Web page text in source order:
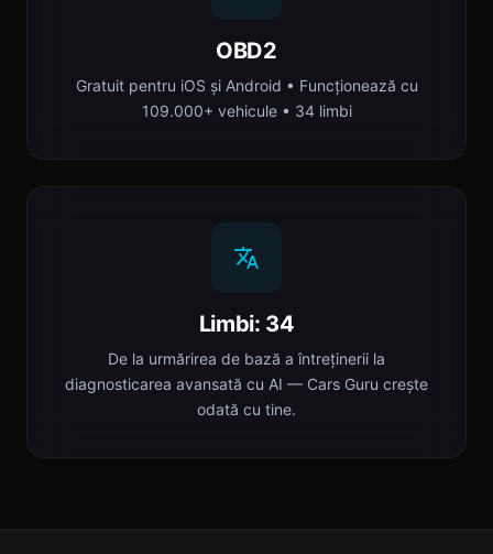
OBD2
Gratuit pentru iOS și Android • Funcționează cu
109.000+ vehicule • 34 limbi
Limbi: 34
De la urmărirea de bază a întreținerii la
diagnosticarea avansată cu AI — Cars Guru crește
odată cu tine.